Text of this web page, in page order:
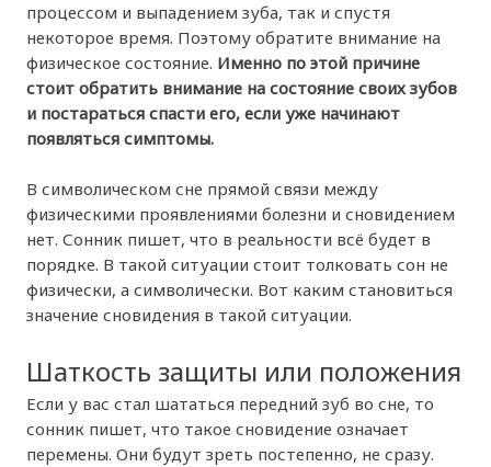
процессом и выпадением зуба, так и спустя
некоторое время. Поэтому обратите внимание на
физическое состояние. Именно по этой причине
стоит обратить внимание на состояние своих зубов
и постараться спасти его, если уже начинают
появляться симптомы.
В символическом сне прямой связи между
физическими проявлениями болезни и сновидением
нет. Сонник пишет, что в реальности всё будет в
порядке. В такой ситуации стоит толковать сон не
физически, а символически. Вот каким становиться
значение сновидения в такой ситуации.
Шаткость защиты или положения
Если у вас стал шататься передний зуб во сне, то
сонник пишет, что такое сновидение означает
перемены. Они будут зреть постепенно, не сразу.